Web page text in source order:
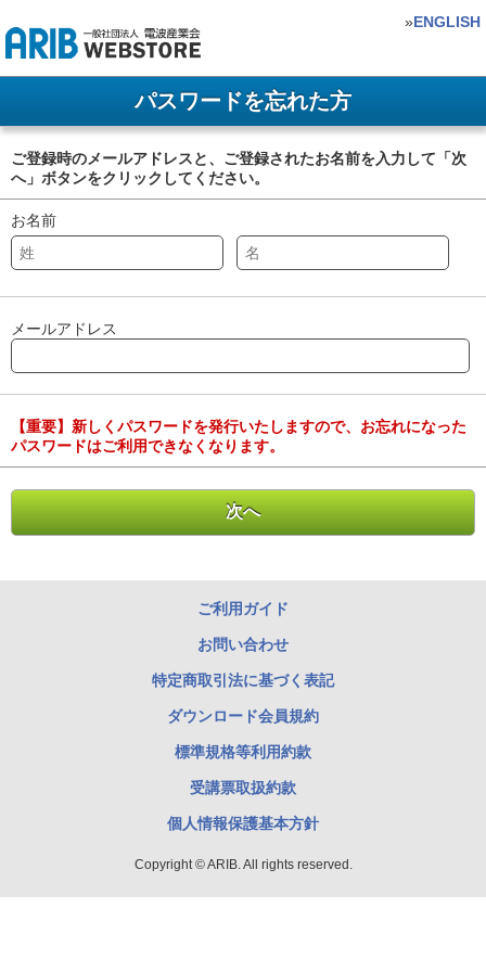
»ENGLISH
パスワードを忘れた方
ご登録時のメールアドレスと、ご登録されたお名前を入力して「次
へ」ボタンをクリックしてください。
お名前
メールアドレス
【重要】新しくパスワードを発行いたしますので、お忘れになった
パスワードはご利用できなくなります。
ご利用ガイド
お問い合わせ
特定商取引法に基づく表記
ダウンロード会員規約
標準規格等利用約款
受講票取扱約款
個人情報保護基本方針
Copyright © ARIB. All rights reserved.